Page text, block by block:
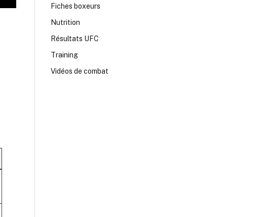
Fiches boxeurs
Nutrition
Résultats UFC
Training
Vidéos de combat